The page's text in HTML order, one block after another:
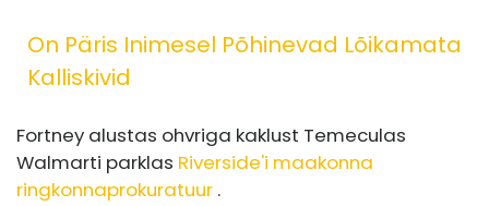
On Päris Inimesel Põhinevad Lõikamata
Kalliskivid
Fortney alustas ohvriga kaklust Temeculas
Walmarti parklas Riverside'i maakonna
ringkonnaprokuratuur .